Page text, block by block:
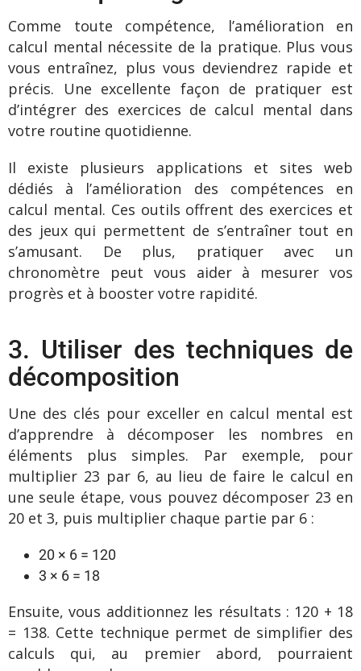
Comme toute compétence, l’amélioration en
calcul mental nécessite de la pratique. Plus vous
vous entraînez, plus vous deviendrez rapide et
précis. Une excellente façon de pratiquer est
d’intégrer des exercices de calcul mental dans
votre routine quotidienne.
Il existe plusieurs applications et sites web
dédiés à l’amélioration des compétences en
calcul mental. Ces outils offrent des exercices et
des jeux qui permettent de s’entraîner tout en
s’amusant. De plus, pratiquer avec un
chronomètre peut vous aider à mesurer vos
progrès et à booster votre rapidité.
3. Utiliser des techniques de
décomposition
Une des clés pour exceller en calcul mental est
d’apprendre à décomposer les nombres en
éléments plus simples. Par exemple, pour
multiplier 23 par 6, au lieu de faire le calcul en
une seule étape, vous pouvez décomposer 23 en
20 et 3, puis multiplier chaque partie par 6 :
20 × 6 = 120
3 × 6 = 18
Ensuite, vous additionnez les résultats : 120 + 18
= 138. Cette technique permet de simplifier des
calculs qui, au premier abord, pourraient